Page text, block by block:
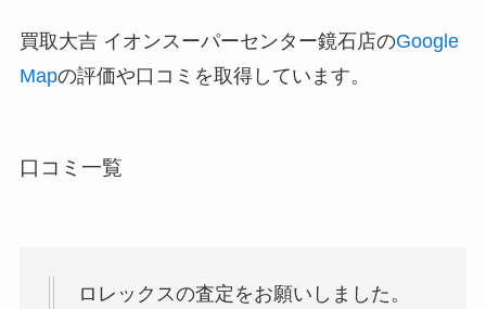
買取大吉 イオンスーパーセンター鏡石店のGoogle
Mapの評価や口コミを取得しています。
口コミ一覧
ロレックスの査定をお願いしました。